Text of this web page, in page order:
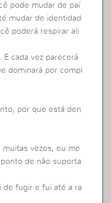
pode mudar de paí
mudar de identidad
poderá respirar ali
cada vez parecerá
dominará por compl
por que está den
muitas vezes, eu me
de não suporta
de fugir e fui até a ra